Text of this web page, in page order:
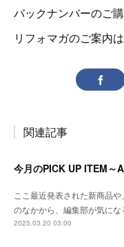
バックナンバーのご
リフォマガのご案内は
関連記事
ここ最近発表された新商品
のなかから、編集部が気に
2025.03.20 03:00